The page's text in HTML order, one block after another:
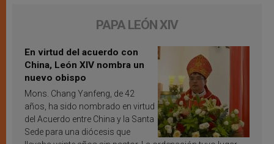
PAPA LEÓN XIV
En virtud del acuerdo con
China, León XIV nombra un
nuevo obispo
Mons. Chang Yanfeng, de 42
años, ha sido nombrado en virtud
del Acuerdo entre China y la Santa
Sede para una diócesis que